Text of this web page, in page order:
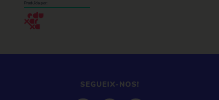
Produïda per:
SEGUEIX-NOS!